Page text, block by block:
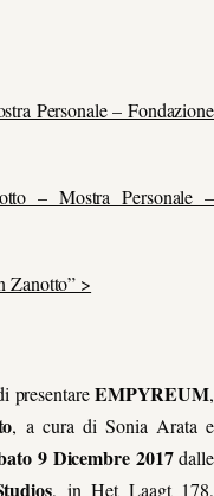
Personale – Fondazione
– Mostra Personale –
Zanotto” >
presentareEMPYREUM,
, a cura di Sonia Arata e
9 Dicembre 2017dalle
, in Het Laagt 178,